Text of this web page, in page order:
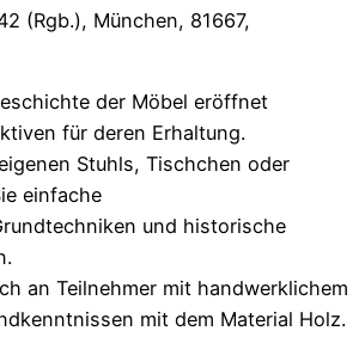
(Rgb.), München, 81667,
der Möbel eröffnet
für deren Erhaltung.
Stuhls, Tischchen oder
einfache
und historische
an Teilnehmer mit handwerklichem
mit dem Material Holz.